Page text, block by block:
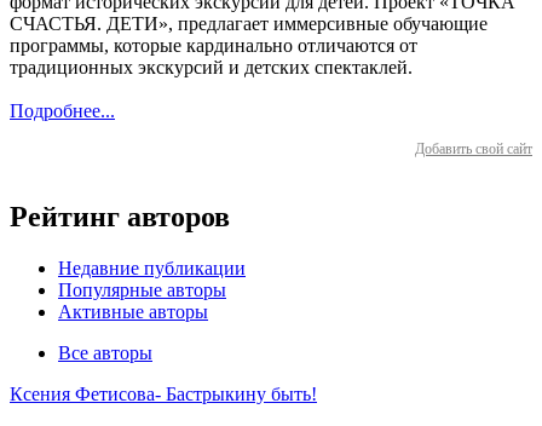
СЧАСТЬЯ. ДЕТИ», предлагает иммерсивные обучающие
программы, которые кардинально отличаются от
традиционных экскурсий и детских спектаклей.
Подробнее...
Добавить свой сайт
Рейтинг авторов
Недавние публикации
Популярные авторы
Активные авторы
Все авторы
Ксения Фетисова- Бастрыкину быть!